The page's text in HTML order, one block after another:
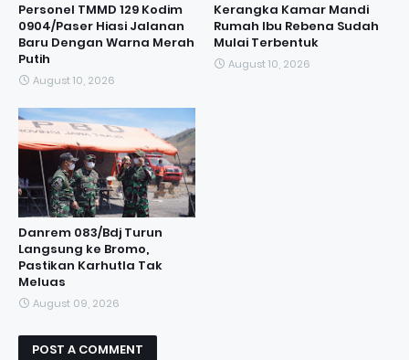
Personel TMMD 129 Kodim
0904/Paser Hiasi Jalanan
Baru Dengan Warna Merah
Putih
August 10, 2026
Kerangka Kamar Mandi
Rumah Ibu Rebena Sudah
Mulai Terbentuk
August 10, 2026
Danrem 083/Bdj Turun
Langsung ke Bromo,
Pastikan Karhutla Tak
Meluas
August 09, 2026
POST A COMMENT